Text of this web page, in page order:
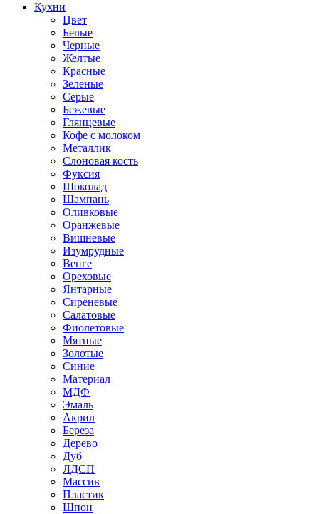
Кухни
Цвет
Белые
Черные
Желтые
Красные
Зеленые
Серые
Бежевые
Глянцевые
Кофе с молоком
Металлик
Слоновая кость
Фуксия
Шоколад
Шампань
Оливковые
Оранжевые
Вишневые
Изумрудные
Венге
Ореховые
Янтарные
Сиреневые
Салатовые
Фиолетовые
Мятные
Золотые
Синие
Материал
МДФ
Эмаль
Акрил
Береза
Дерево
Дуб
ЛДСП
Массив
Пластик
Шпон